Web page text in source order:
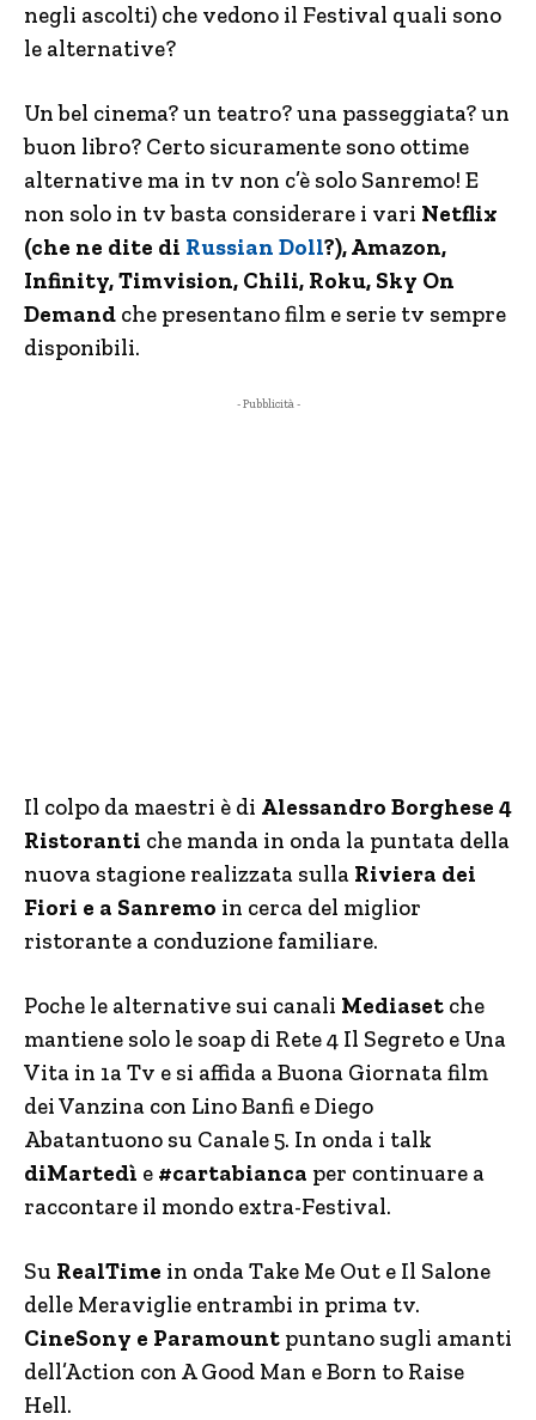
negli ascolti) che vedono il Festival quali sono
le alternative?
Un bel cinema? un teatro? una passeggiata? un
buon libro? Certo sicuramente sono ottime
alternative ma in tv non c’è solo Sanremo! E
non solo in tv basta considerare i vari Netflix
(che ne dite di Russian Doll?), Amazon,
Infinity, Timvision, Chili, Roku, Sky On
Demand che presentano film e serie tv sempre
disponibili.
- Pubblicità -
Il colpo da maestri è di Alessandro Borghese 4
Ristoranti che manda in onda la puntata della
nuova stagione realizzata sulla Riviera dei
Fiori e a Sanremo in cerca del miglior
ristorante a conduzione familiare.
Poche le alternative sui canali Mediaset che
mantiene solo le soap di Rete 4 Il Segreto e Una
Vita in 1a Tv e si affida a Buona Giornata film
dei Vanzina con Lino Banfi e Diego
Abatantuono su Canale 5. In onda i talk
diMartedì e #cartabianca per continuare a
raccontare il mondo extra-Festival.
Su RealTime in onda Take Me Out e Il Salone
delle Meraviglie entrambi in prima tv.
CineSony e Paramount puntano sugli amanti
dell’Action con A Good Man e Born to Raise
Hell.